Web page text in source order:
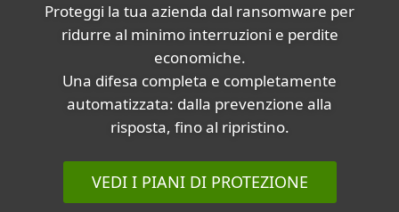
Proteggi la tua azienda dal ransomware per
ridurre al minimo interruzioni e perdite
economiche.
Una difesa completa e completamente
automatizzata: dalla prevenzione alla
risposta, fino al ripristino.
VEDI I PIANI DI PROTEZIONE